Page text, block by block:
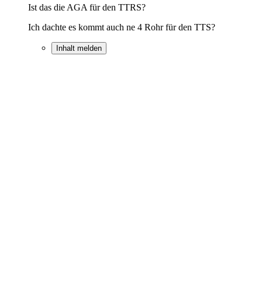
Ist das die AGA für den TTRS?
Ich dachte es kommt auch ne 4 Rohr für den TTS?
Inhalt melden